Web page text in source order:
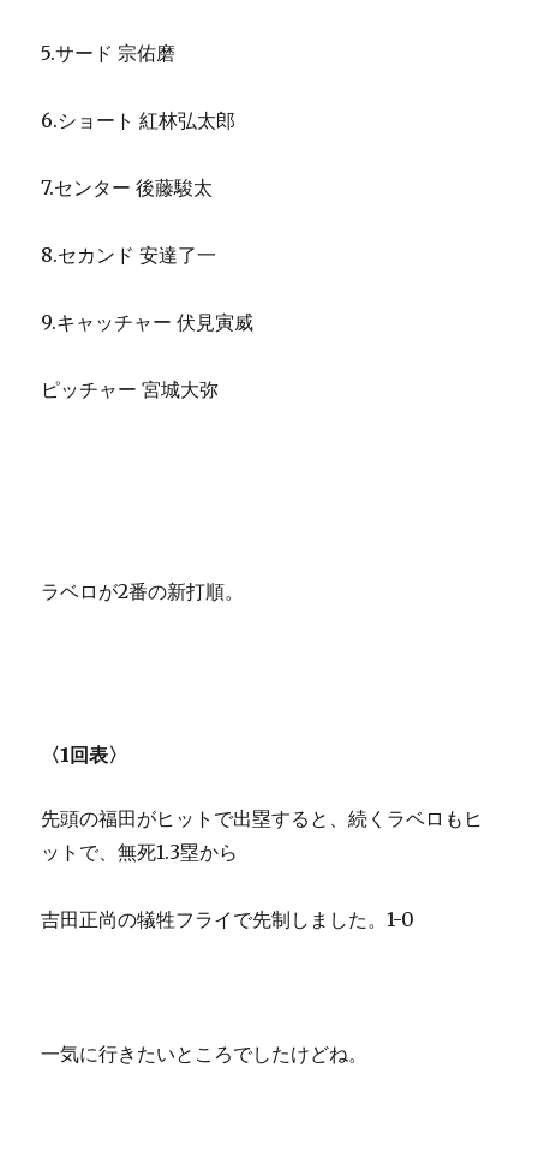
5.サード 宗佑磨
6.ショート 紅林弘太郎
7.センター 後藤駿太
8.セカンド 安達了一
9.キャッチャー 伏見寅威
ピッチャー 宮城大弥
ラベロが2番の新打順。
〈1回表〉
先頭の福田がヒットで出塁すると、続くラベロもヒ
ットで、無死1.3塁から
吉田正尚の犠牲フライで先制しました。1-0
一気に行きたいところでしたけどね。